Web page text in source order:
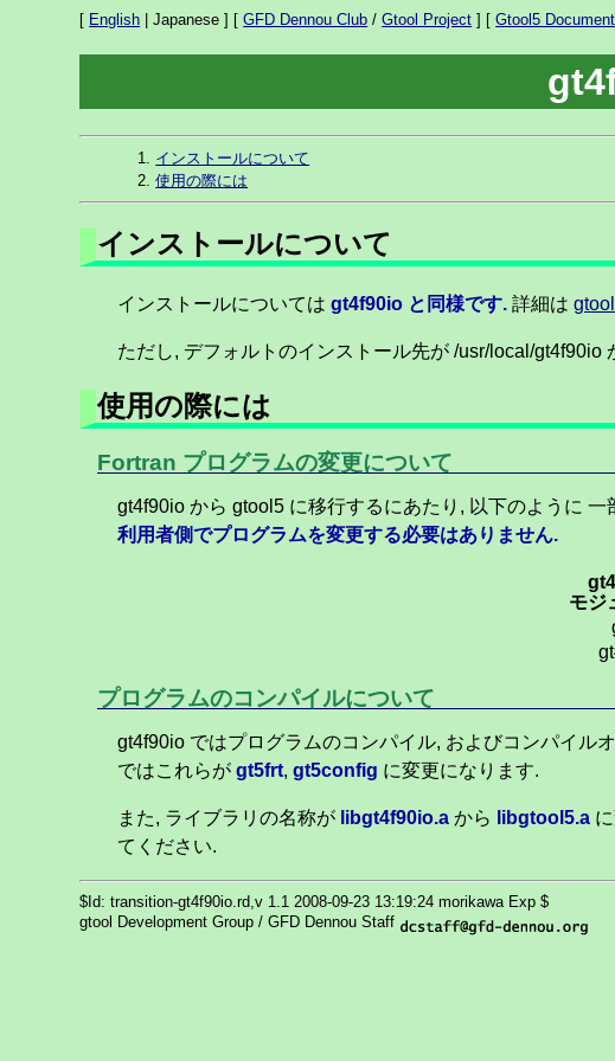
[ English | Japanese ] [GFD Dennou Club /Gtool Project ] [Gtool5
インストールについて
使用の際には
インストールについて
インストールについてはgt4f90io と同様です.詳細は
ただし, デフォルトのインストール先が /usr/local/gt4f90io
使用の際には
Fortran プログラムの変更について
gt4f90io から gtool5 に移行するにあたり, 以下のように
利用者側でプログラムを変更する必要はありません.
モジ
プログラムのコンパイルについて
gt4f90io ではプログラムのコンパイル, およびコンパイ
ではこれらがgt5frt,gt5config に変更になります.
また, ライブラリの名称が libgt4f90io.a から libgtool5.a
てください.
$Id: transition-gt4f90io.rd,v 1.1 2008-09-23 13:19:24 morikawa Exp $
gtool Development Group / GFD Dennou Staff